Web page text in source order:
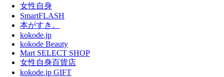
女性自身
SmartFLASH
本がすき。
kokode.jp
kokode Beauty
Mart SELECT SHOP
女性自身百貨店
kokode.jp GIFT